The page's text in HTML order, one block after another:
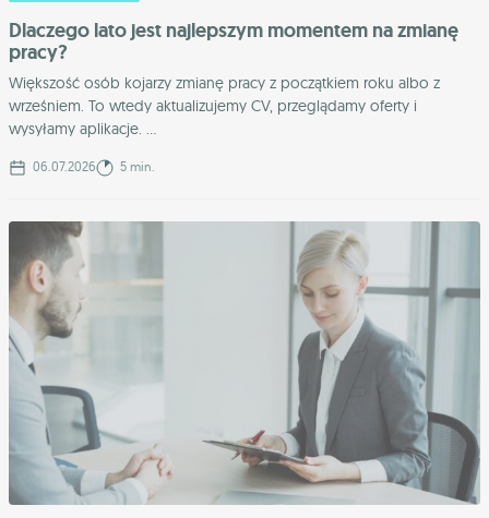
Dlaczego lato jest najlepszym momentem na zmianę
pracy?
Większość osób kojarzy zmianę pracy z początkiem roku albo z
wrześniem. To wtedy aktualizujemy CV, przeglądamy oferty i
wysyłamy aplikacje. ...
06.07.2026 5 min.